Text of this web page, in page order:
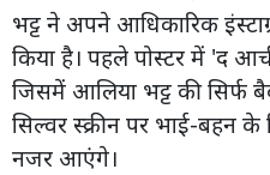
भट्ट ने अपने आधिकारिक
किया है। पहले पोस्टर में 'द
जिसमें आलिया भट्ट की सिर्फ
सिल्वर स्क्रीन पर भाई-बहन के
नजर आएंगे।